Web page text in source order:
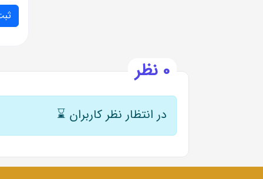
0 نظر
در انتظار نظر کاربران ⌛